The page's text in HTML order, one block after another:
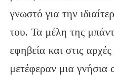
γνωστό για την
του. Τα μέλη της
εφηβεία και στις
μετέφεραν μια γνήσια